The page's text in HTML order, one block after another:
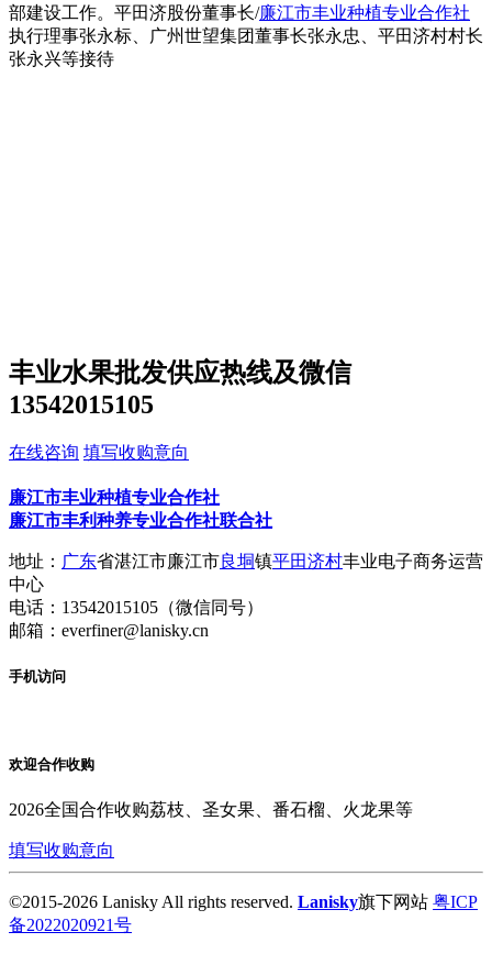
部建设工作。平田济股份董事长/廉江市丰业种植专业合作社
执行理事张永标、广州世望集团董事长张永忠、平田济村村长
张永兴等接待
丰业水果批发供应热线及微信
13542015105
在线咨询 填写收购意向
廉江市丰业种植专业合作社
廉江市丰利种养专业合作社联合社
地址： 广东省湛江市廉江市良垌镇平田济村丰业电子商务运营
中心
电话：13542015105（微信同号）
邮箱：everfiner@lanisky.cn
手机访问
欢迎合作收购
2026全国合作收购荔枝、圣女果、番石榴、火龙果等
填写收购意向
©2015-2026 Lanisky All rights reserved. Lanisky旗下网站 粤ICP
备2022020921号